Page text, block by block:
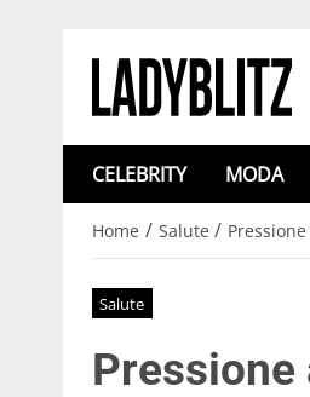
CELEBRITY MODA
Home / Salute /
Salute